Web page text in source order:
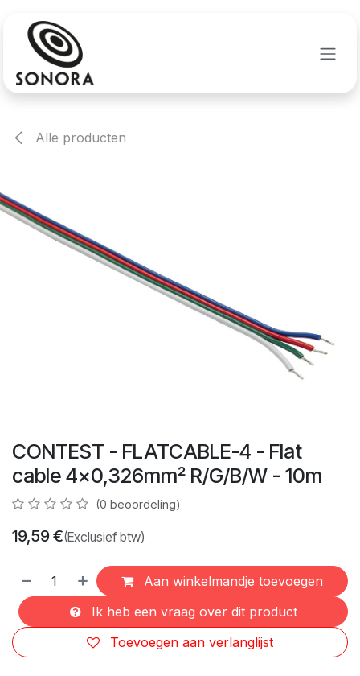
Alle producten
CONTEST - FLATCABLE-4 - Flat
cable 4x0,326mm² R/G/B/W - 10m
(0 beoordeling)
19,59€(Exclusief btw)
Aan winkelmandje toevoegen
Ik heb een vraag over dit product
Toevoegen aan verlanglijst